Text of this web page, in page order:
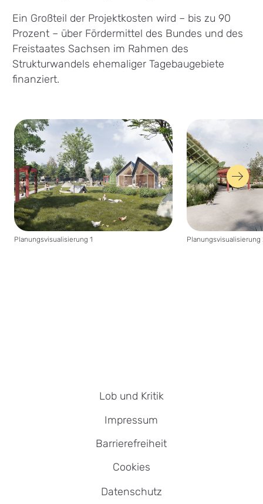
Ein Großteil der Projektkosten wird – bis zu 90
Prozent – über Fördermittel des Bundes und des
Freistaates Sachsen im Rahmen des
Strukturwandels ehemaliger Tagebaugebiete
finanziert.
Planungsvisualisierung 1 Planungsvisualisierung
Lob und Kritik
Impressum
Barrierefreiheit
Cookies
Datenschutz